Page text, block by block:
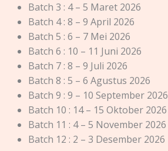
Batch 3 : 4 – 5 Maret 2026
Batch 4 : 8 – 9 April 2026
Batch 5 : 6 – 7 Mei 2026
Batch 6 : 10 – 11 Juni 2026
Batch 7 : 8 – 9 Juli 2026
Batch 8 : 5 – 6 Agustus 2026
Batch 9 : 9 – 10 September 2026
Batch 10 : 14 – 15 Oktober 2026
Batch 11 : 4 – 5 November 2026
Batch 12 : 2 – 3 Desember 2026